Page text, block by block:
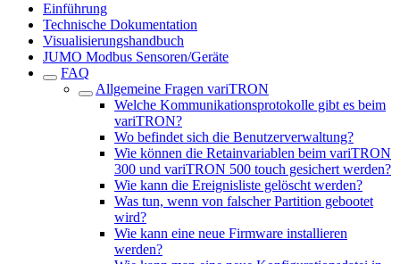
Einführung
Technische Dokumentation
Visualisierungshandbuch
JUMO Modbus Sensoren/Geräte
FAQ
Allgemeine Fragen variTRON
Welche Kommunikationsprotokolle gibt es beim
variTRON?
Wo befindet sich die Benutzerverwaltung?
Wie können die Retainvariablen beim variTRON
300 und variTRON 500 touch gesichert werden?
Wie kann die Ereignisliste gelöscht werden?
Was tun, wenn von falscher Partition gebootet
wird?
Wie kann eine neue Firmware installieren
werden?